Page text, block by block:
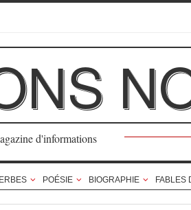
d'informations
POÉSIE BIOGRAPHIE FABLES